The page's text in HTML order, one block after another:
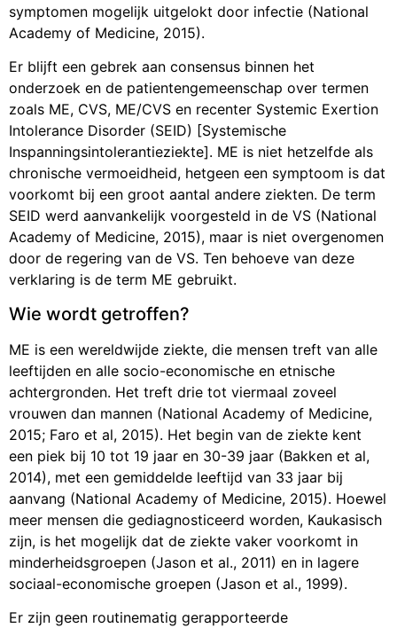
symptomen mogelijk uitgelokt door infectie (National
Academy of Medicine, 2015).
Er blijft een gebrek aan consensus binnen het
onderzoek en de patientengemeenschap over termen
zoals ME, CVS, ME/CVS en recenter Systemic Exertion
Intolerance Disorder (SEID) [Systemische
Inspanningsintolerantieziekte]. ME is niet hetzelfde als
chronische vermoeidheid, hetgeen een symptoom is dat
voorkomt bij een groot aantal andere ziekten. De term
SEID werd aanvankelijk voorgesteld in de VS (National
Academy of Medicine, 2015), maar is niet overgenomen
door de regering van de VS. Ten behoeve van deze
verklaring is de term ME gebruikt.
Wie wordt getroffen?
ME is een wereldwijde ziekte, die mensen treft van alle
leeftijden en alle socio-economische en etnische
achtergronden. Het treft drie tot viermaal zoveel
vrouwen dan mannen (National Academy of Medicine,
2015; Faro et al, 2015). Het begin van de ziekte kent
een piek bij 10 tot 19 jaar en 30-39 jaar (Bakken et al,
2014), met een gemiddelde leeftijd van 33 jaar bij
aanvang (National Academy of Medicine, 2015). Hoewel
meer mensen die gediagnosticeerd worden, Kaukasisch
zijn, is het mogelijk dat de ziekte vaker voorkomt in
minderheidsgroepen (Jason et al., 2011) en in lagere
sociaal-economische groepen (Jason et al., 1999).
Er zijn geen routinematig gerapporteerde